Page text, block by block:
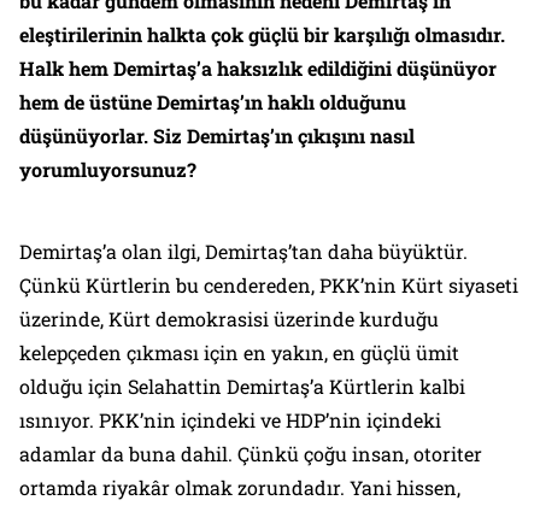
eleştirilerinin halkta çok güçlü bir karşılığı olmasıdır.
Halk hem Demirtaş’a haksızlık edildiğini düşünüyor
hem de üstüne Demirtaş’ın haklı olduğunu
düşünüyorlar. Siz Demirtaş’ın çıkışını nasıl
yorumluyorsunuz?
Demirtaş’a olan ilgi, Demirtaş’tan daha büyüktür.
Çünkü Kürtlerin bu cendereden, PKK’nin Kürt siyaseti
üzerinde, Kürt demokrasisi üzerinde kurduğu
kelepçeden çıkması için en yakın, en güçlü ümit
olduğu için Selahattin Demirtaş’a Kürtlerin kalbi
ısınıyor. PKK’nin içindeki ve HDP’nin içindeki
adamlar da buna dahil. Çünkü çoğu insan, otoriter
ortamda riyakâr olmak zorundadır. Yani hissen,